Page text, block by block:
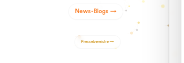
News-Blogs →
Pressebereiche →